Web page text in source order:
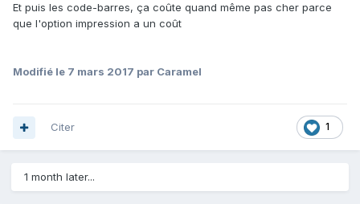
Et puis les code-barres, ça coûte quand même pas cher parce
que l'option impression a un coût
Modifié le 7 mars 2017 par Caramel
1
Citer
1 month later...